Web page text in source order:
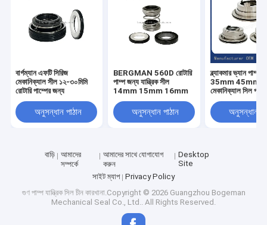
বার্গম্যান এফটি সিরিজ
মেকানিক্যাল সীল ১২-৩০মিমি
রোটারি পাম্পের জন্য
অনুসন্ধান পাঠান
BERGMAN 560D রোটারি
পাম্প জন্য যান্ত্রিক সীল
14mm 15mm 16mm
অনুসন্ধান পাঠান
ব্ল্যাকমার ভ্যান পাম্প
35mm 45mm
মেকানিক্যাল সিল
করে
অনুসন্ধান
বাড়ি
আমাদের
সম্পর্কে
আমাদের সাথে যোগাযোগ
করুন
Desktop
Site
সাইট ম্যাপ
Privacy Policy
গুণ পাম্প যান্ত্রিক সিলচীন কারখানা.Copyright © 2026 Guangzhou Bogeman
Mechanical Seal Co., Ltd.. All Rights Reserved.